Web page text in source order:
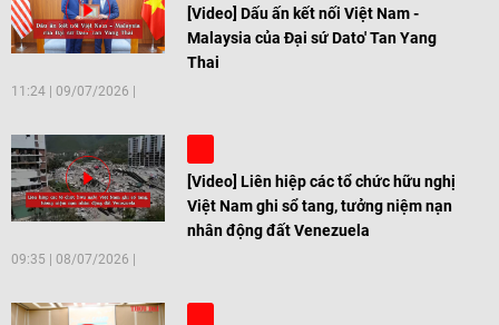
[Video] Dấu ấn kết nối Việt Nam -
Malaysia của Đại sứ Dato' Tan Yang
Thai
11:24 09/07/2026
[Video] Liên hiệp các tổ chức hữu nghị
Việt Nam ghi sổ tang, tưởng niệm nạn
nhân động đất Venezuela
09:35 08/07/2026